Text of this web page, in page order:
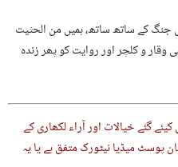
کے ساتھ ساتھ، ہمیں من الحثیت
وقار و کلچر اور روایت کو پھر زندہ
گئے خیالات اور آراء لکھاری کے
پوسٹ میڈیا نیٹورک متفق ہے یا یہ